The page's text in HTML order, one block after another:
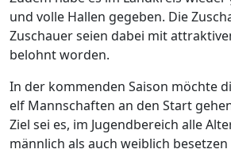
und volle Hallen gegeben. Die
Zuschauer seien dabei mit
belohnt worden.
In der kommenden Saison möchte
elf Mannschaften an den Start
Ziel sei es, im Jugendbereich alle
männlich als auch weiblich